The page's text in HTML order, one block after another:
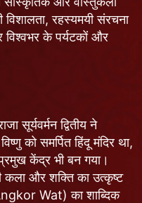
रहस्यमयी संरचना
के पर्यटकों और
सूर्यवर्मन द्वितीय ने
को समर्पित हिंदू मंदिर था,
केंद्र भी बन गया।
कला और शक्ति का उत्कृष्ट
Wat) का शाब्दिक